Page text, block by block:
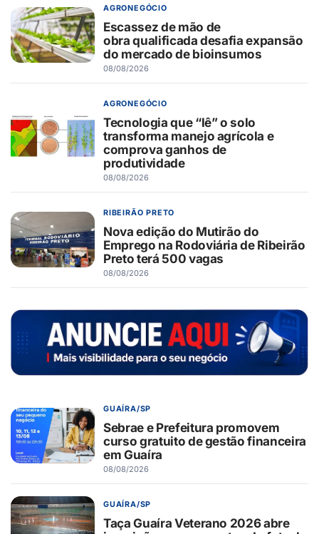
AGRONEGÓCIO
Escassez de mão de
obra qualificada desafia expansão
do mercado de bioinsumos
08/08/2026
AGRONEGÓCIO
Tecnologia que “lê” o solo
transforma manejo agrícola e
comprova ganhos de
produtividade
08/08/2026
RIBEIRÃO PRETO
Nova edição do Mutirão do
Emprego na Rodoviária de Ribeirão
Preto terá 500 vagas
08/08/2026
GUAÍRA/SP
Sebrae e Prefeitura promovem
curso gratuito de gestão financeira
em Guaíra
08/08/2026
GUAÍRA/SP
Taça Guaíra Veterano 2026 abre